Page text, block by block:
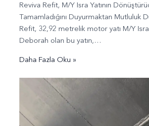
Reviva Refit, M/Y Isra Yatının
Tamamladığını Duyurmaktan Mutluluk
Refit, 32,92 metrelik motor yatı M/Y
Deborah olan bu yatın,…
Daha Fazla Oku »